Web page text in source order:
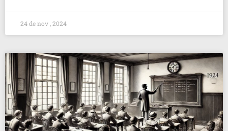
24 de nov , 2024